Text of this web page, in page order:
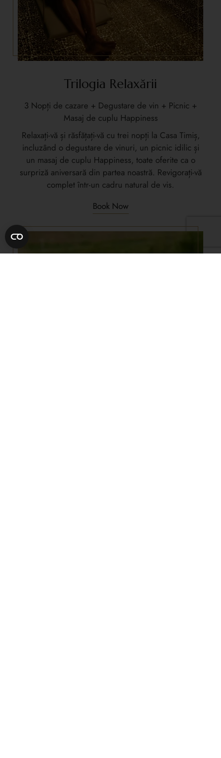
Trilogia Relaxării
3 Nopți de cazare + Degustare de vin + Picnic +
Masaj de cuplu Happiness
Relaxați-vă și răsfățați-vă cu trei nopți la Casa Timiș,
incluzând o degustare de vinuri, un picnic idilic și
un masaj de cuplu Happiness, toate oferite ca o
surpriză aniversară din partea noastră. Revigorați-vă
complet într-un cadru natural de vis.
Book Now